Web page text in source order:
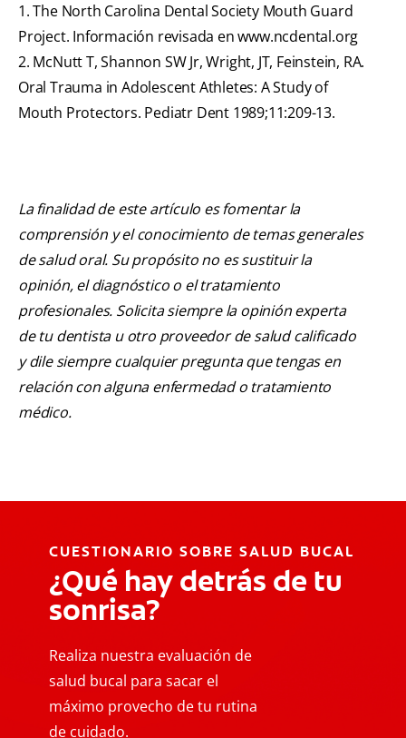
1. The North Carolina Dental Society Mouth Guard
Project. Información revisada en www.ncdental.org
2. McNutt T, Shannon SW Jr, Wright, JT, Feinstein, RA.
Oral Trauma in Adolescent Athletes: A Study of
Mouth Protectors. Pediatr Dent 1989;11:209-13.
La finalidad de este artículo es fomentar la
comprensión y el conocimiento de temas generales
de salud oral. Su propósito no es sustituir la
opinión, el diagnóstico o el tratamiento
profesionales. Solicita siempre la opinión experta
de tu dentista u otro proveedor de salud calificado
y dile siempre cualquier pregunta que tengas en
relación con alguna enfermedad o tratamiento
médico.
CUESTIONARIO SOBRE SALUD BUCAL
¿Qué hay detrás de tu
sonrisa?
Realiza nuestra evaluación de
salud bucal para sacar el
máximo provecho de tu rutina
de cuidado.